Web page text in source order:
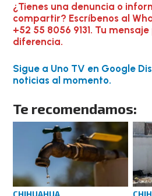
¿Tienes una denuncia o
compartir? Escríbenos al
+52 55 8056 9131. Tu
diferencia.
Sigue a Uno TV en Google
noticias al momento.
Te recomendamos: